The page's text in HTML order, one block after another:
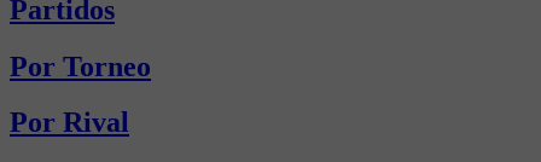
Partidos
Por Torneo
Por Rival